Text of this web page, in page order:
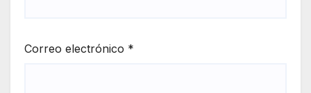
Correo electrónico *